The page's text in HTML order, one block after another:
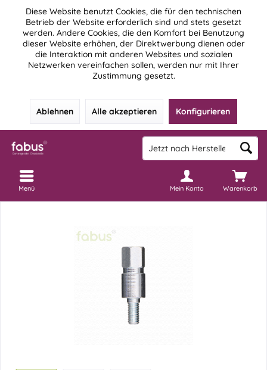
Diese Website benutzt Cookies, die für den technischen
Betrieb der Website erforderlich sind und stets gesetzt
werden. Andere Cookies, die den Komfort bei Benutzung
dieser Website erhöhen, der Direktwerbung dienen oder
die Interaktion mit anderen Websites und sozialen
Netzwerken vereinfachen sollen, werden nur mit Ihrer
Zustimmung gesetzt.
Ablehnen Alle akzeptieren Konfigurieren
Warenkorb
Mein Konto
Menü